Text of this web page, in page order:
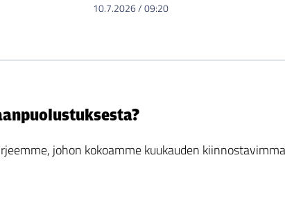
10.7.2026/09:20
johon kokoamme kuukauden